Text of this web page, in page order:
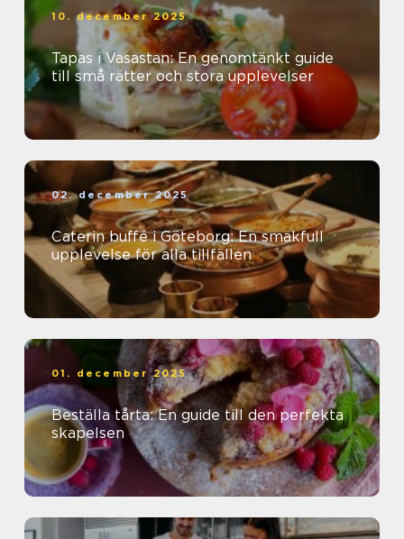
10. december 2025
Tapas i Vasastan: En genomtänkt guide
till små rätter och stora upplevelser
02. december 2025
Caterin buffé i Göteborg: En smakfull
upplevelse för alla tillfällen
01. december 2025
Beställa tårta: En guide till den perfekta
skapelsen